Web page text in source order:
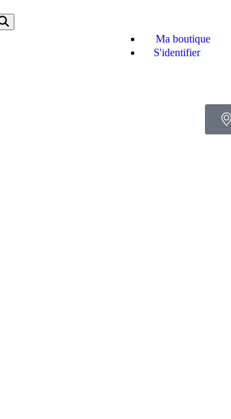
Ma boutique
S'identifier